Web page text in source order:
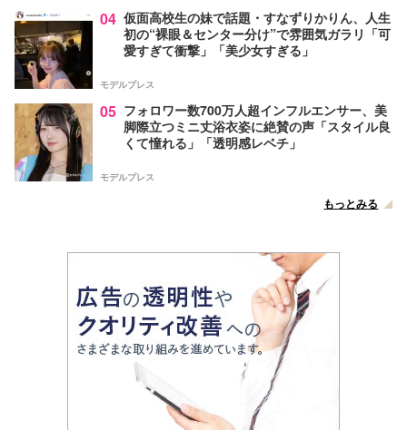
04 仮面高校生の妹で話題・すなずりかりん、人生
初の“裸眼＆センター分け”で雰囲気ガラリ「可
愛すぎて衝撃」「美少女すぎる」
モデルプレス
05 フォロワー数700万人超インフルエンサー、美
脚際立つミニ丈浴衣姿に絶賛の声「スタイル良
くて憧れる」「透明感レベチ」
モデルプレス
もっとみる